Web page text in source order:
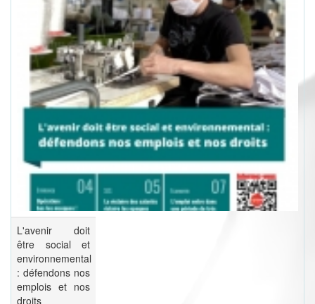
L'avenir doit
être social et
environnemental
: défendons nos
emplois et nos
droits